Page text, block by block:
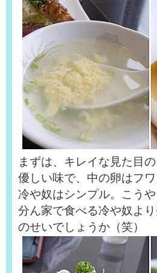
まずは、キレイな見た目の
優しい味で、中の卵はフワ
冷や奴はシンプル。こう
分ん家で食べる冷や奴よ
のせいでしょうか（笑）